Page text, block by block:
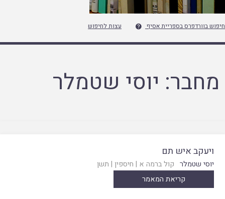
חיפוש בוורדפרס בספריית אסיף  עצות לחיפוש
מחבר: יוסי שטמלר
ויעקב איש תם
יוסי שטמלר קול ברמה א | חיספין | תשן
קריאת המאמר